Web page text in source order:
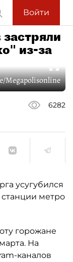
Войти
из-за
Megapolisonline
6282
усугубился
метро
горожане
На
каналов